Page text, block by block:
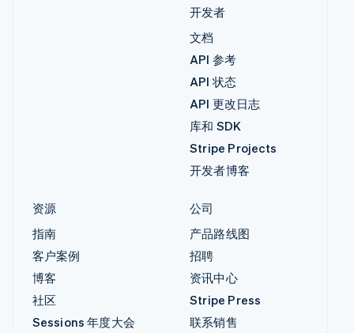
开发者
文档
API 参考
API 状态
API 更改日志
库和 SDK
Stripe Projects
开发者博客
资源
指南
客户案例
博客
社区
Sessions 年度大会
公司
产品路线图
招聘
资讯中心
Stripe Press
联系销售